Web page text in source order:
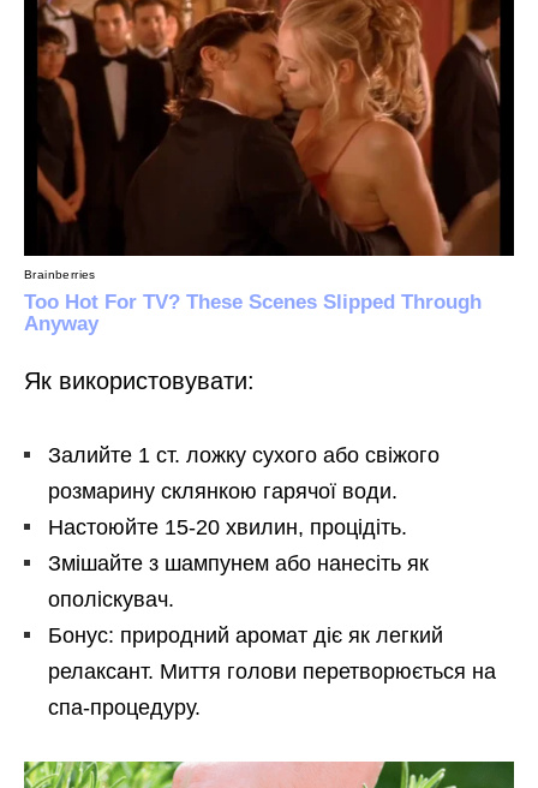
Як використовувати:
Залийте 1 ст. ложку сухого або свіжого
розмарину склянкою гарячої води.
Настоюйте 15-20 хвилин, процідіть.
Змішайте з шампунем або нанесіть як
ополіскувач.
Бонус: природний аромат діє як легкий
релаксант. Миття голови перетворюється на
спа-процедуру.